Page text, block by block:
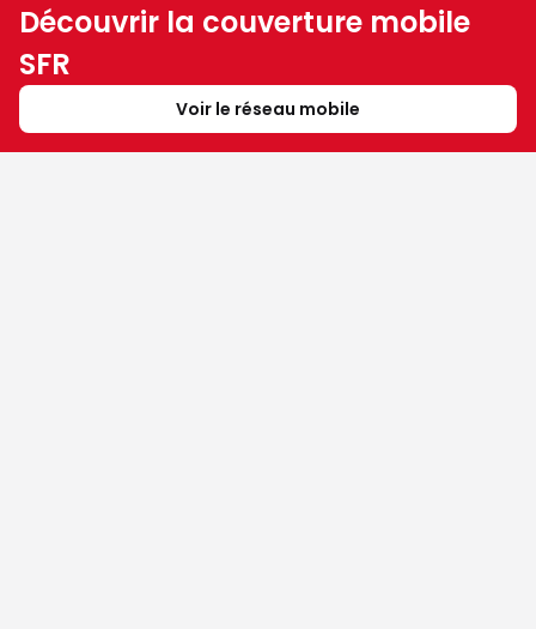
Découvrir la couverture mobile
SFR
Voir le réseau mobile